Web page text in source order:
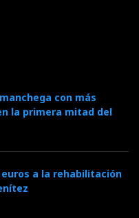
con más
la primera mitad del
a la rehabilitación